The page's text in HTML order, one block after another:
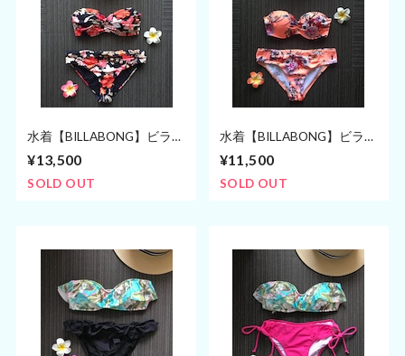
水着【BILLABONG】ビラボ
¥13,500
SOLD OUT
水着【BILLABONG】ビラボ
¥11,500
SOLD OUT